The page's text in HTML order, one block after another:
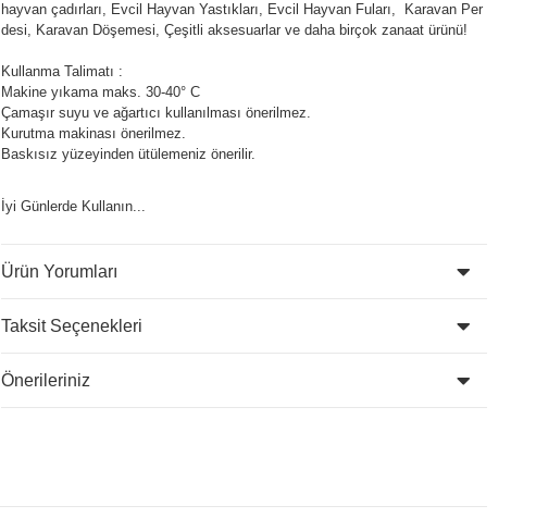
hayvan çadırları, Evcil Hayvan Yastıkları, Evcil Hayvan Fuları, Karavan Per
desi, Karavan Döşemesi, Çeşitli aksesuarlar ve daha birçok zanaat ürünü!
Kullanma Talimatı :
Makine yıkama maks. 30-40° C
Çamaşır suyu ve ağartıcı kullanılması önerilmez.
Kurutma makinası önerilmez.
Baskısız yüzeyinden ütülemeniz önerilir.
İyi Günlerde Kullanın...
Ürün Yorumları
Taksit Seçenekleri
Önerileriniz